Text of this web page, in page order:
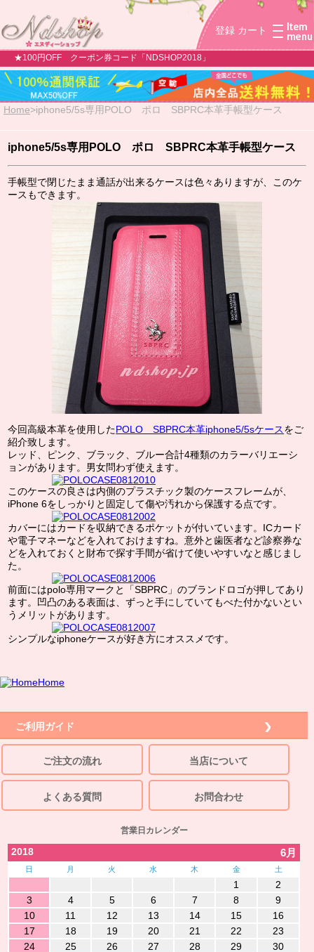
登録 カート
★100円OFF クーポン券コード「NDSHOP2018」
Home>iphone5/5s専用POLO ポロ SBPRC本革手帳型ケース
iphone5/5s専用POLO ポロ SBPRC本革手帳型ケース
手帳型で閉じたまま通話が出来るケースは色々ありますが、このケ
ースもできます。
今回高級本革を使用したPOLO SBPRC本革iphone5/5sケースをご
紹介致します。
レッド、ピンク、ブラック、ブルー合計4種類のカラーバリエーシ
ョンがあります。男女問わず使えます。
このケースの良さは内側のプラスチック製のケースフレームが、
iPhone 6をしっかりと固定して傷や汚れから保護する点です。
カバーにはカードを収納できるポケットが付いています。ICカード
や電子マネーなどを入れておけますね。意外と歯医者など診察券な
どを入れておくと財布で探す手間が省けて使いやすいなと感じまし
た。
前面にはpolo専用マークと「SBPRC」のブランドロゴが押してあり
ます。凹凸のある表面は、ずっと手にしていてもべた付かないとい
うメリットがあります。
シンプルなiphoneケースが好き方にオススメです。
Home
ご利用ガイド
ご注文の流れ 当店について
よくある質問 お問合わせ
営業日カレンダー
2018 6月
日 月 火 水 木 金 土
1
2
3
4 5 6 7 8
9
10
11 12 13 14 15
16
17
18 19 20 21 22
23
24
25 26 27 28 29 30